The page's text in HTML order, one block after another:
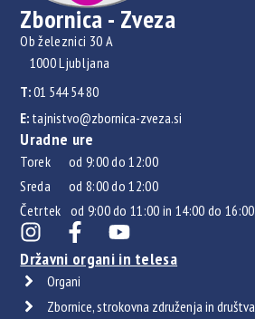
Zbornica - Zveza
Ob železnici 30 A
1000 Ljubljana
T:01 544 54 80
E: tajnistvo@zbornica-zveza.si
Uradne ure
Torek od 9:00 do 12:00
Sreda od 8:00 do 12:00
Četrtek od 9:00 do 11:00 in 14:00 do 16:00
Državni organi in telesa
Organi
Zbornice, strokovna združenja in društva